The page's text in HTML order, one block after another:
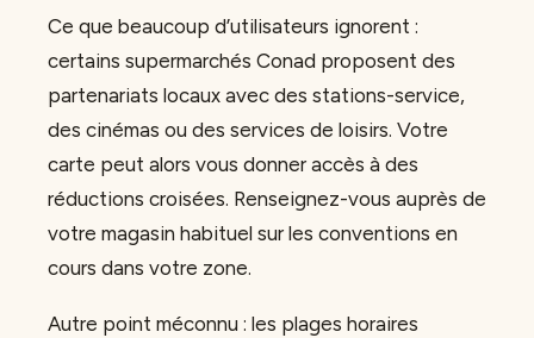
Ce que beaucoup d’utilisateurs ignorent :
certains supermarchés Conad proposent des
partenariats locaux avec des stations-service,
des cinémas ou des services de loisirs. Votre
carte peut alors vous donner accès à des
réductions croisées. Renseignez-vous auprès de
votre magasin habituel sur les conventions en
cours dans votre zone.
Autre point méconnu : les plages horaires